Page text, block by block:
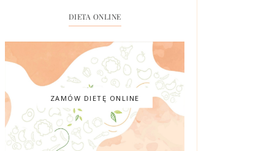
DIETA ONLINE
ZAMÓW DIETĘ ONLINE